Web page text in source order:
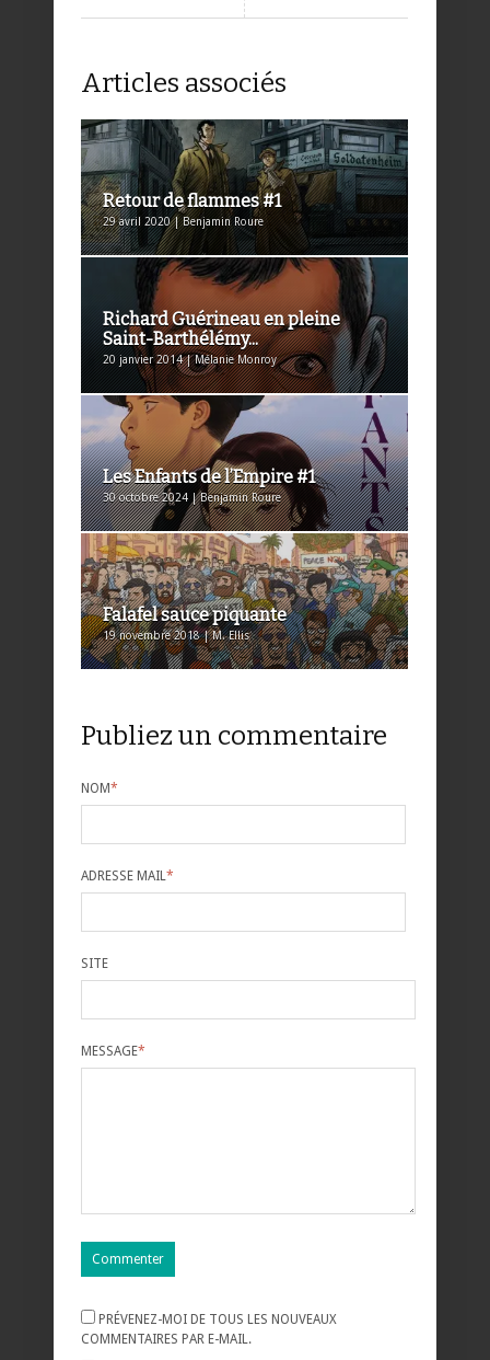
Articles associés
Retour de flammes #1
29 avril 2020 | Benjamin Roure
Richard Guérineau en pleine
Saint-Barthélémy...
20 janvier 2014 | Mélanie Monroy
Les Enfants de l’Empire #1
30 octobre 2024 | Benjamin Roure
Falafel sauce piquante
19 novembre 2018 | M. Ellis
Publiez un commentaire
NOM*
ADRESSE MAIL *
SITE
MESSAGE*
PRÉVENEZ-MOI DE TOUS LES NOUVEAUX
COMMENTAIRES PAR E-MAIL.